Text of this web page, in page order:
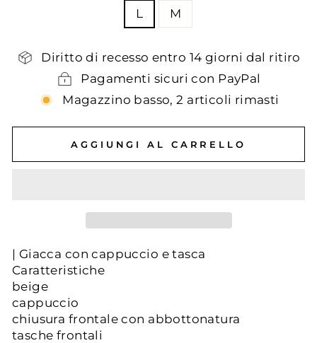
L M
Diritto di recesso entro 14 giorni dal ritiro
Pagamenti sicuri con PayPal
Magazzino basso, 2 articoli rimasti
AGGIUNGI AL CARRELLO
| Giacca con cappuccio e tasca
Caratteristiche
beige
cappuccio
chiusura frontale con abbottonatura
tasche frontali